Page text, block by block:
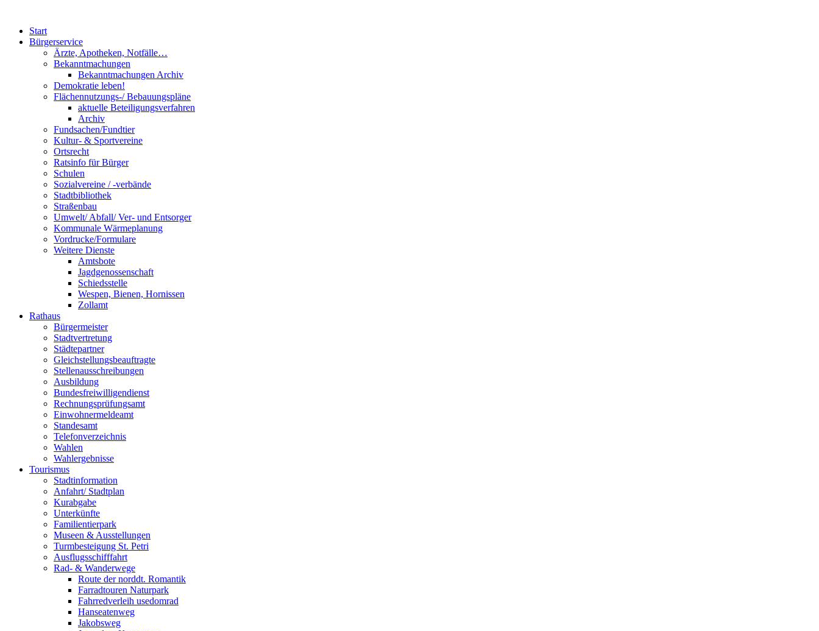
Start
Bürgerservice
Ärzte, Apotheken, Notfälle…
Bekanntmachungen
Bekanntmachungen Archiv
Demokratie leben!
Flächennutzungs-/ Bebauungspläne
aktuelle Beteiligungsverfahren
Archiv
Fundsachen/Fundtier
Kultur- & Sportvereine
Ortsrecht
Ratsinfo für Bürger
Schulen
Sozialvereine / -verbände
Stadtbibliothek
Straßenbau
Umwelt/ Abfall/ Ver- und Entsorger
Kommunale Wärmeplanung
Vordrucke/Formulare
Weitere Dienste
Amtsbote
Jagdgenossenschaft
Schiedsstelle
Wespen, Bienen, Hornissen
Zollamt
Rathaus
Bürgermeister
Stadtvertretung
Städtepartner
Gleichstellungsbeauftragte
Stellenausschreibungen
Ausbildung
Bundesfreiwilligendienst
Rechnungsprüfungsamt
Einwohnermeldeamt
Standesamt
Telefonverzeichnis
Wahlen
Wahlergebnisse
Tourismus
Stadtinformation
Anfahrt/ Stadtplan
Kurabgabe
Unterkünfte
Familientierpark
Museen & Ausstellungen
Turmbesteigung St. Petri
Ausflugsschifffahrt
Rad- & Wanderwege
Route der norddt. Romantik
Farradtouren Naturpark
Fahrredverleih usedomrad
Hanseatenweg
Jakobsweg